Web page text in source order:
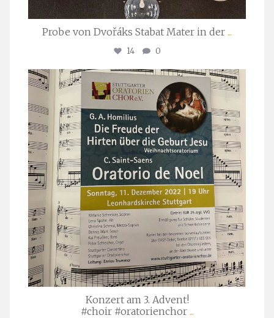
Probe von Dvořáks Stabat Mater in der ...
14 0
stuttgarter_oratorienchor
Nov. 29
Konzert am 3. Advent!
#choir #oratorienchor ...